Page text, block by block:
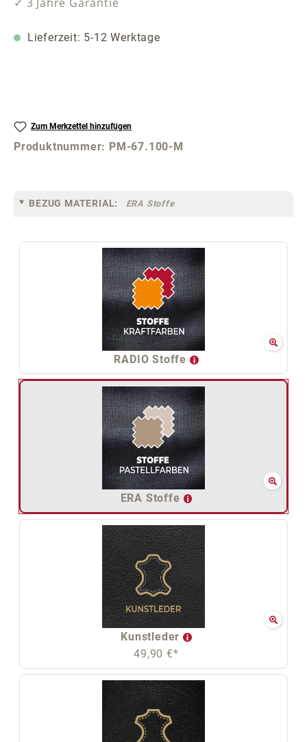
Lieferzeit: 5-12 Werktage
Zum Merkzettel hinzufügen
Produktnummer: PM-67.100-M
BEZUG MATERIAL: ERA Stoffe
RADIO Stoffe
ERA Stoffe
Kunstleder
49,90 €*